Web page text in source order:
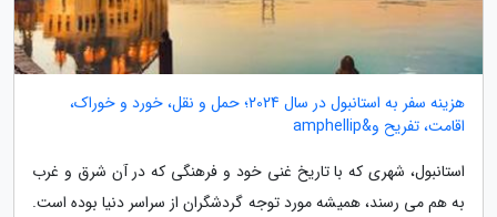
هزینه سفر به استانبول در سال 2024؛ حمل و نقل، خورد و خوراک،
اقامت، تفریح و&amphellip
استانبول، شهری که با تاریخ غنی خود و فرهنگی که در آن شرق و غرب
به هم می رسند، همیشه مورد توجه گردشگران از سراسر دنیا بوده است.